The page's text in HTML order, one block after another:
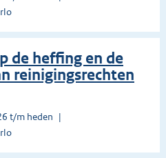
de heffing en de
reinigingsrechten
t/m heden